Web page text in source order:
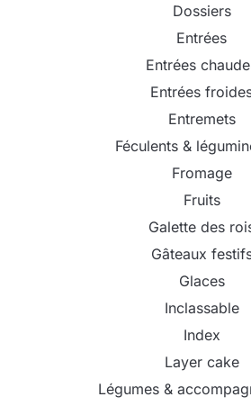
Dossiers
Entrées
Entrées
Entrées
Entremets
Féculents &
Fromage
Fruits
Galette des
Gâteaux
Glaces
Inclassable
Index
Layer cake
Légumes &